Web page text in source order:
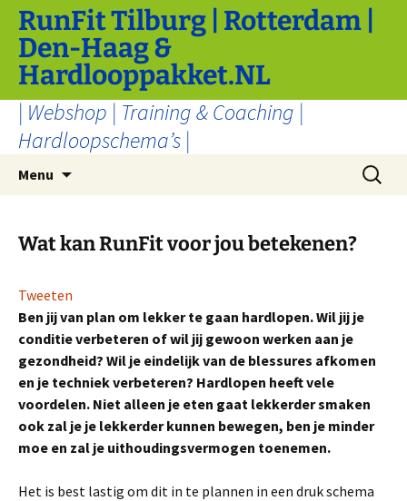
naar
inhoud
RunFit Tilburg | Rotterdam |
Den-Haag &
Hardlooppakket.NL
| Webshop | Training & Coaching |
Hardloopschema’s |
Menu
Zoeken
naar:
Wat kan RunFit voor jou betekenen?
Tweeten
Ben jij van plan om lekker te gaan hardlopen. Wil jij je
conditie verbeteren of wil jij gewoon werken aan je
gezondheid? Wil je eindelijk van de blessures afkomen
en je techniek verbeteren? Hardlopen heeft vele
voordelen. Niet alleen je eten gaat lekkerder smaken
ook zal je je lekkerder kunnen bewegen, ben je minder
moe en zal je uithoudingsvermogen toenemen.
Het is best lastig om dit in te plannen in een druk schema